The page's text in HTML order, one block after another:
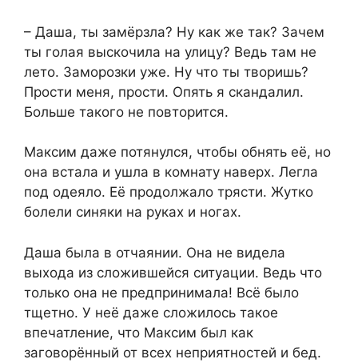
– Даша, ты замёрзла? Ну как же так? Зачем
ты голая выскочила на улицу? Ведь там не
лето. Заморозки уже. Ну что ты творишь?
Прости меня, прости. Опять я скандалил.
Больше такого не повторится.
Максим даже потянулся, чтобы обнять её, но
она встала и ушла в комнату наверх. Легла
под одеяло. Её продолжало трясти. Жутко
болели синяки на руках и ногах.
Даша была в отчаянии. Она не видела
выхода из сложившейся ситуации. Ведь что
только она не предпринимала! Всё было
тщетно. У неё даже сложилось такое
впечатление, что Максим был как
заговорённый от всех неприятностей и бед.